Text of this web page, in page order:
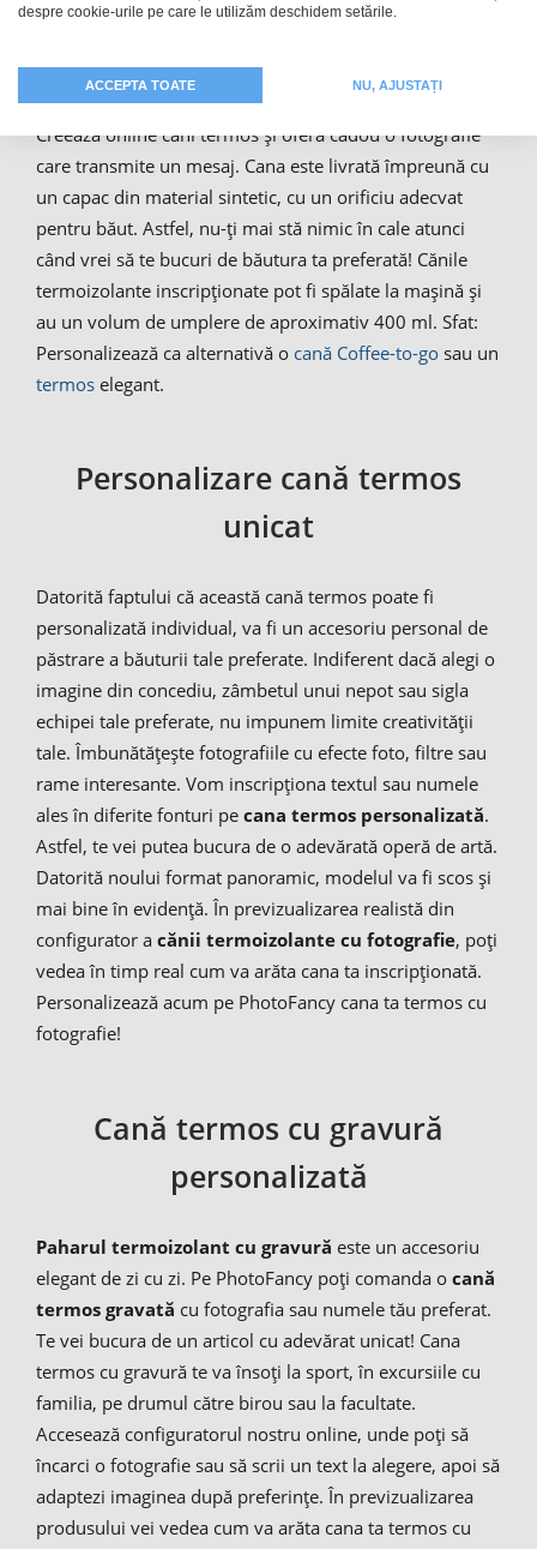
lung. Cana termos inscripționată este disponibilă în
variante vor evidenția modelul inscripționat. Cana
termos de calitate superioară este extrem de rezistentă.
Creează online căni termos și oferă cadou o fotografie
care transmite un mesaj. Cana este livrată împreună cu
un capac din material sintetic, cu un orificiu adecvat
pentru băut. Astfel, nu-ți mai stă nimic în cale atunci
când vrei să te bucuri de băutura ta preferată! Cănile
termoizolante inscripționate pot fi spălate la mașină și
au un volum de umplere de aproximativ 400 ml. Sfat:
Personalizează ca alternativă o cană Coffee-to-go sau un
termos elegant.
Personalizare cană termos
unicat
Datorită faptului că această cană termos poate fi
personalizată individual, va fi un accesoriu personal de
păstrare a băuturii tale preferate. Indiferent dacă alegi o
imagine din concediu, zâmbetul unui nepot sau sigla
echipei tale preferate, nu impunem limite creativității
tale. Îmbunătățește fotografiile cu efecte foto, filtre sau
rame interesante. Vom inscripționa textul sau numele
ales în diferite fonturi pe cana termos personalizată.
Astfel, te vei putea bucura de o adevărată operă de artă.
Datorită noului format panoramic, modelul va fi scos și
mai bine în evidență. În previzualizarea realistă din
configurator a cănii termoizolante cu fotografie, poți
vedea în timp real cum va arăta cana ta inscripționată.
Personalizează acum pe PhotoFancy cana ta termos cu
fotografie!
Cană termos cu gravură
personalizată
Paharul termoizolant cu gravură este un accesoriu
elegant de zi cu zi. Pe PhotoFancy poți comanda o cană
termos gravată cu fotografia sau numele tău preferat.
Te vei bucura de un articol cu adevărat unicat! Cana
termos cu gravură te va însoți la sport, în excursiile cu
familia, pe drumul către birou sau la facultate.
Accesează configuratorul nostru online, unde poți să
încarci o fotografie sau să scrii un text la alegere, apoi să
adaptezi imaginea după preferințe. În previzualizarea
produsului vei vedea cum va arăta cana ta termos cu
despre cookie-urile pe care le utilizăm deschidem setările.
ACCEPTA TOATE NU, AJUSTAȚI